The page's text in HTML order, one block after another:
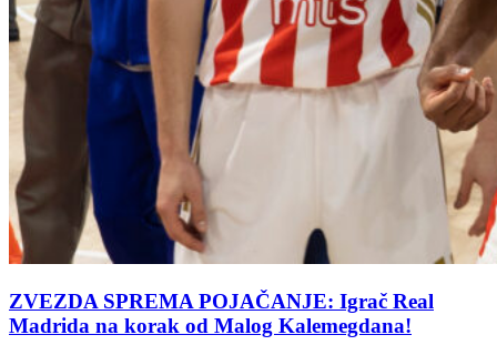
ZVEZDA SPREMA POJAČANJE: Igrač Real
Madrida na korak od Malog Kalemegdana!